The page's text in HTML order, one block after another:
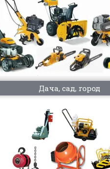
Дача, сад, город